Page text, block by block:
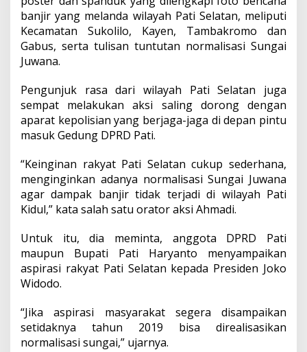
banjir yang melanda wilayah Pati Selatan, meliputi
Kecamatan Sukolilo, Kayen, Tambakromo dan
Gabus, serta tulisan tuntutan normalisasi Sungai
Juwana.
Pengunjuk rasa dari wilayah Pati Selatan juga
sempat melakukan aksi saling dorong dengan
aparat kepolisian yang berjaga-jaga di depan pintu
masuk Gedung DPRD Pati.
“Keinginan rakyat Pati Selatan cukup sederhana,
menginginkan adanya normalisasi Sungai Juwana
agar dampak banjir tidak terjadi di wilayah Pati
Kidul,” kata salah satu orator aksi Ahmadi.
Untuk itu, dia meminta, anggota DPRD Pati
maupun Bupati Pati Haryanto menyampaikan
aspirasi rakyat Pati Selatan kepada Presiden Joko
Widodo.
“Jika aspirasi masyarakat segera disampaikan
setidaknya tahun 2019 bisa direalisasikan
normalisasi sungai,” ujarnya.